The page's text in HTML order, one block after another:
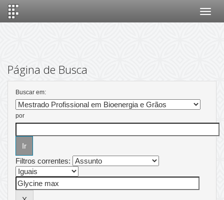
Página de Busca
Buscar em:
por
Filtros correntes: